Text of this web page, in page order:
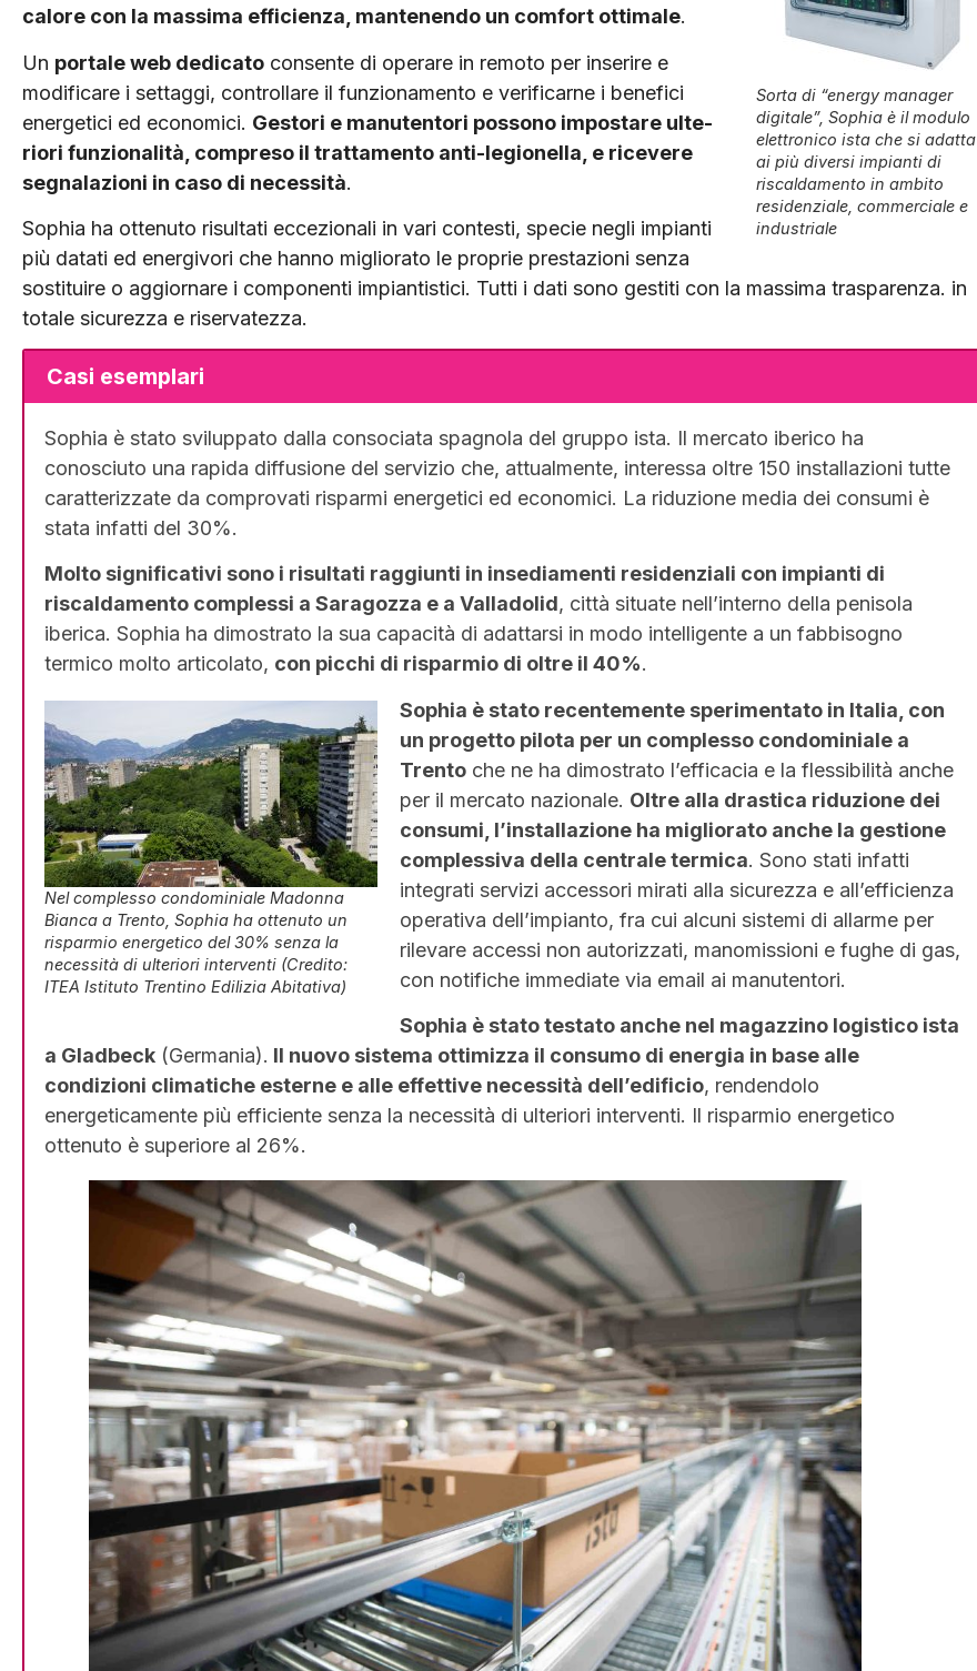
Sorta di “energy manager
digitale”, Sophia è il modulo
elettronico ista che si adatta
ai più diversi impianti di
riscaldamento in ambito
residenziale, commerciale e
industriale
calore con la massima efficienza, mantenendo un comfort ottimale.
Un portale web dedicato consente di operare in re­moto per inserire e
modifi­care i settaggi, controllare il funzionamento e verificarne i benefici
energetici ed eco­nomici. Gestori e manuten­tori possono impostare ulte­
riori funzionalità, compreso il trattamento anti-legionel­la, e ricevere
segnalazioni in caso di necessità.
Sophia ha ottenuto risultati eccezionali in vari contesti, specie negli impianti
più da­tati ed energivori che hanno migliorato le proprie presta­zioni senza
sostituire o aggiornare i componenti impiantistici. Tutti i dati sono gestiti con la massima trasparenza. in
totale si­curezza e riservatezza.
Casi esemplari
Sophia è stato sviluppato dalla consociata spagnola del gruppo ista. Il mercato iberico ha
conosciuto una rapida diffusione del servizio che, attualmente, interessa oltre 150 installazioni tutte
caratterizzate da comprovati risparmi energetici ed economici. La riduzione media dei consumi è
stata infatti del 30%.
Molto significativi sono i risultati raggiunti in insediamenti residenziali con impianti di
riscaldamento complessi a Saragozza e a Valladolid, città situate nell’interno della penisola
iberica. Sophia ha dimostrato la sua capacità di adattarsi in modo intelligente a un fabbisogno
termico molto articolato, con picchi di risparmio di oltre il 40%.
Nel complesso condominiale Madonna
Bianca a Trento, Sophia ha ottenuto un
risparmio energetico del 30% senza la
necessità di ulteriori interventi (Credito:
ITEA Istituto Trentino Edilizia Abitativa)
Sophia è stato recentemente sperimentato in Italia, con
un progetto pilota per un complesso condominiale a
Trento che ne ha dimostrato l’efficacia e la flessibilità anche
per il mercato nazionale. Oltre alla drastica riduzione dei
consumi, l’installazione ha migliorato anche la gestione
complessiva della centrale termica. Sono stati infatti
integrati servizi accessori mirati alla sicurezza e all’efficienza
operativa dell’impianto, fra cui alcuni sistemi di allarme per
rilevare accessi non autorizzati, manomissioni e fughe di gas,
con notifiche immediate via email ai manutentori.
Sophia è stato testato anche nel magazzino logistico ista
a Gladbeck (Germania). Il nuovo sistema ottimizza il consumo di energia in base alle
condizioni climatiche esterne e alle effettive necessità dell’edificio, rendendolo
energeticamente più efficiente senza la necessità di ulteriori interventi. Il risparmio energetico
ottenuto è superiore al 26%.